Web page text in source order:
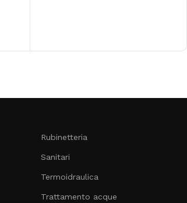
Rubinetteria
Sanitari
Termoidraulica
Trattamento acque